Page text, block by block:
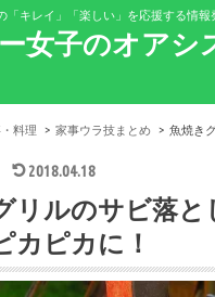
「キレイ」「楽しい」を応援する情報
女子のオアシ
料理 家事ウラ技まとめ 魚焼き
2018.04.18
リルのサビ落と
カピカに！